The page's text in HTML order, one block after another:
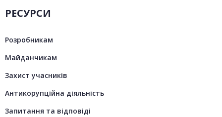
РЕСУРСИ
Розробникам
Майданчикам
Захист учасників
Антикорупційна діяльність
Запитання та відповіді